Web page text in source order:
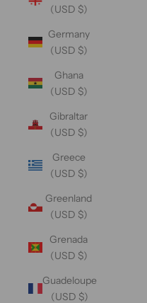
(USD $)
Germany
(USD $)
Ghana
(USD $)
Gibraltar
(USD $)
Greece
(USD $)
Greenland
(USD $)
Grenada
(USD $)
Guadeloupe
(USD $)